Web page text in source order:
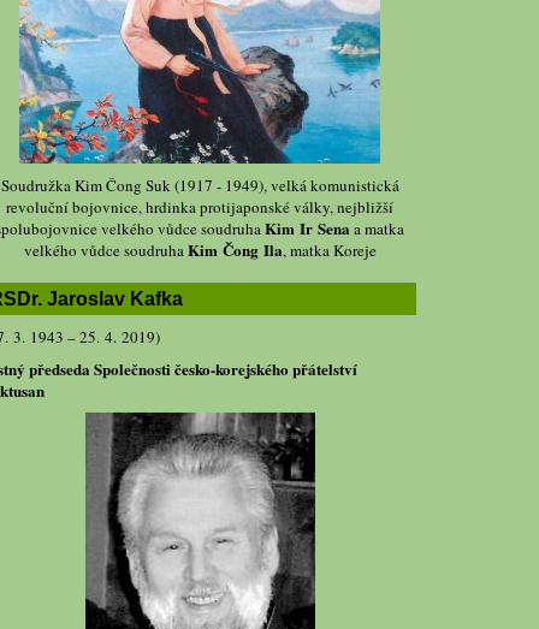
Soudružka Kim Čong Suk (1917 - 1949), velká komunistická
revoluční bojovnice, hrdinka protijaponské války, nejbližší
velkého vůdce soudruhaKim Ir Sena a matka
velkého vůdce soudruhaKim Čong Ila, matka Koreje
Jaroslav Kafka
3. 1943 – 25. 4. 2019)
předseda Společnosti česko-korejského přátelství